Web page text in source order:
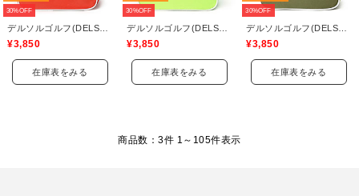
30%OFF
¥3,850
在庫表をみる
30%OFF
¥3,850
在庫表をみる
30%OFF
¥3,850
在庫表をみる
商品数：3件 1～ 105件表示